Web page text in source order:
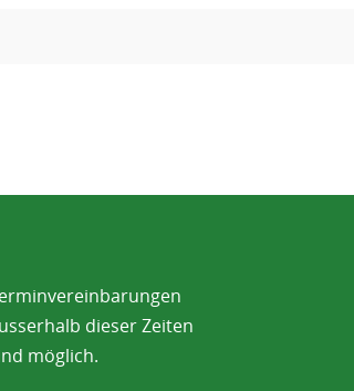
dieser Zeiten
möglich.